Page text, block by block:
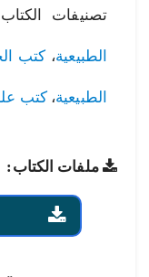
تصنيفات
الطبيعية، كتب
الطبيعية،كتب
ملفات الكتاب: